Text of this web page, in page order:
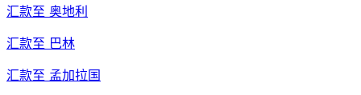
汇款至 奥地利
汇款至 巴林
汇款至 孟加拉国